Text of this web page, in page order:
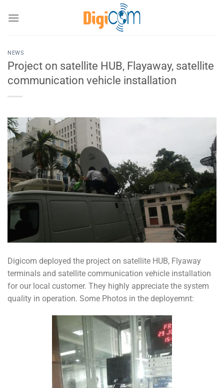
đến
NEWS
Project on satellite HUB, Flayaway, satellite
communication vehicle installation
Digicom deployed the project on satellite HUB, Flyaway
terminals and satellite communication vehicle installation
for our local customer. They highly appreciate the system
quality in operation. Some Photos in the deployemnt: